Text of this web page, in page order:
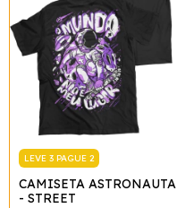
LEVE 3 PAGUE 2
CAMISETA ASTRONAUTA
- STREET